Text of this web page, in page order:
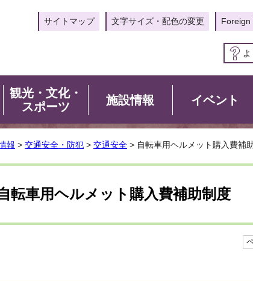
サイトマップ 文字サイズ・配色の変更 Foreign
観光・文化・
スポーツ
施設情報 イベント
報 > 交通安全・防犯 > 交通安全 > 自転車用ヘルメット購入費補
転車用ヘルメット購入費補助制度